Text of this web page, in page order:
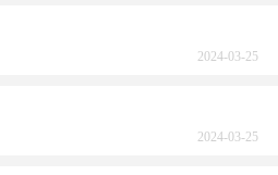
2024-03-25
2024-03-25